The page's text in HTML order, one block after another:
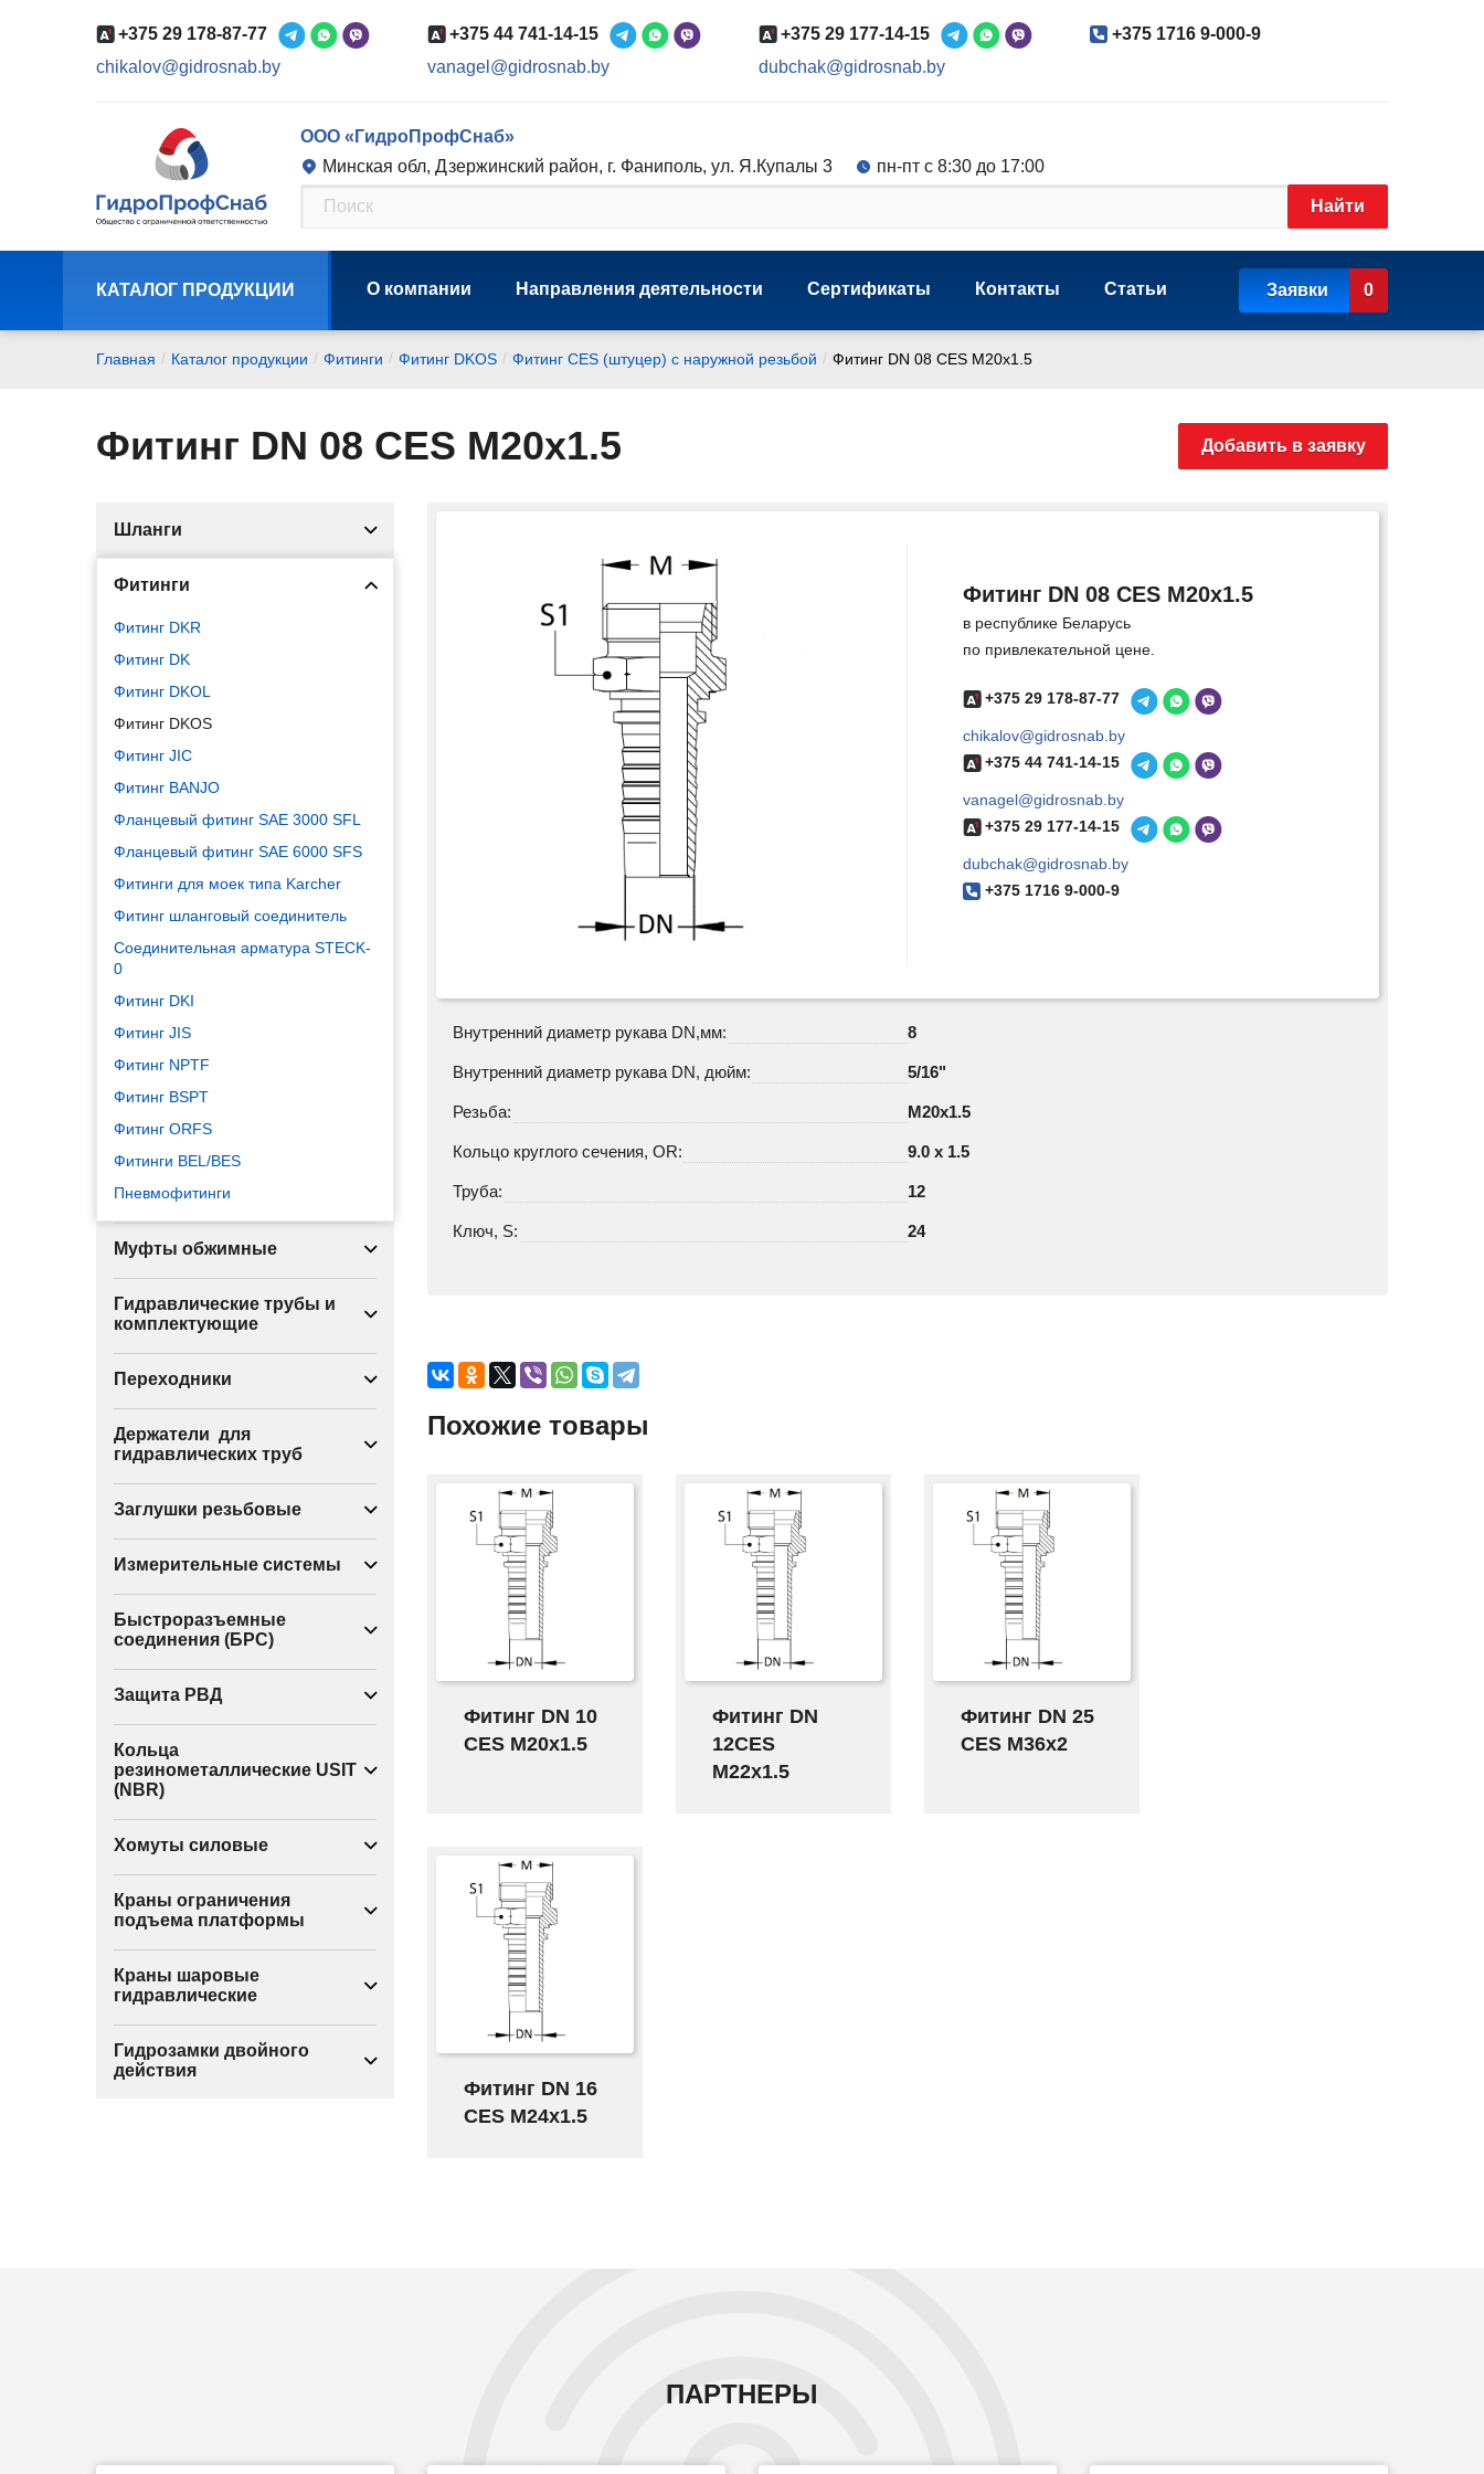
+375 29 178-87-77
chikalov@gidrosnab.by
+375 44 741-14-15
vanagel@gidrosnab.by
+375 29 177-14-15
dubchak@gidrosnab.by
+375 1716 9-000-9
ООО «ГидроПрофСнаб»
Минская обл, Дзержинский район, г. Фаниполь, ул. Я.Купалы 3
пн-пт с 8:30 до 17:00
Найти
КАТАЛОГ ПРОДУКЦИИ О компании Направления деятельности Сертификаты Контакты Статьи Заявки 0
Главная / Каталог продукции / Фитинги / Фитинг DKOS / Фитинг CES (штуцер) с наружной резьбой / Фитинг DN 08 CES M20x1.5
Фитинг DN 08 CES M20x1.5 Добавить в заявку
Шланги
Фитинги
Фитинг DKR
Фитинг DK
Фитинг DKOL
Фитинг DKOS
Фитинг JIC
Фитинг BANJO
Фланцевый фитинг SAE 3000 SFL
Фланцевый фитинг SAE 6000 SFS
Фитинги для моек типа Karcher
Фитинг шланговый соединитель
Соединительная арматура STECK-
0
Фитинг DKI
Фитинг JIS
Фитинг NPTF
Фитинг BSPT
Фитинг ORFS
Фитинги BEL/BES
Пневмофитинги
Муфты обжимные
Гидравлические трубы и
комплектующие
Переходники
Держатели для
гидравлических труб
Заглушки резьбовые
Измерительные системы
Быстроразъемные
соединения (БРС)
Защита РВД
Кольца
резинометаллические USIT
(NBR)
Хомуты силовые
Краны ограничения
подъема платформы
Краны шаровые
гидравлические
Гидрозамки двойного
действия
Фитинг DN 08 CES M20x1.5
в республике Беларусь
по привлекательной цене.
+375 29 178-87-77
chikalov@gidrosnab.by
+375 44 741-14-15
vanagel@gidrosnab.by
+375 29 177-14-15
dubchak@gidrosnab.by
+375 1716 9-000-9
Внутренний диаметр рукава DN,мм: 8
Внутренний диаметр рукава DN, дюйм: 5/16"
Резьба: М20х1.5
Кольцо круглого сечения, OR: 9.0 x 1.5
Труба: 12
Ключ, S: 24
Похожие товары
Фитинг DN 10
CES M20x1.5
Фитинг DN
12CES
M22x1.5
Фитинг DN 25
CES M36x2
Фитинг DN 16
CES M24x1.5
ПАРТНЕРЫ